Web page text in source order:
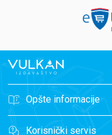
Opšte informacije
Korisnički servis